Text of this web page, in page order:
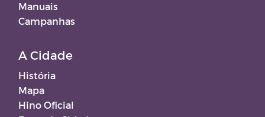
Manuais
Campanhas
A Cidade
História
Mapa
Hino Oficial